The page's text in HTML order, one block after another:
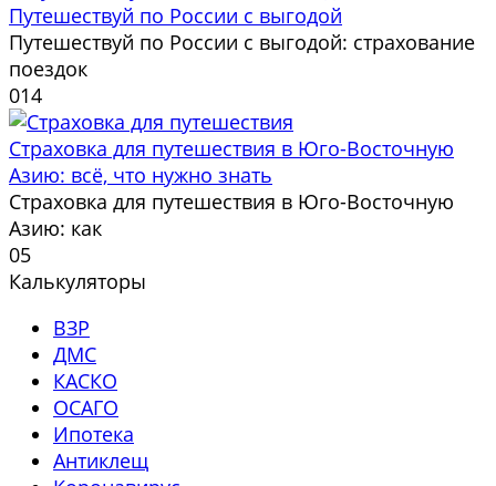
Путешествуй по России с выгодой
Путешествуй по России с выгодой: страхование
поездок
014
Страховка для путешествия в Юго-Восточную
Азию: всё, что нужно знать
Страховка для путешествия в Юго-Восточную
Азию: как
05
Калькуляторы
ВЗР
ДМС
КАСКО
ОСАГО
Ипотека
Антиклещ